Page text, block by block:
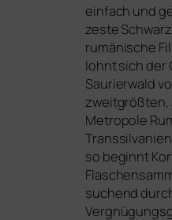
ein­fach und
zes­te
rumä­ni­sche
lohnt sich der
Saurierwald
Metropole
so beginnt
suchend